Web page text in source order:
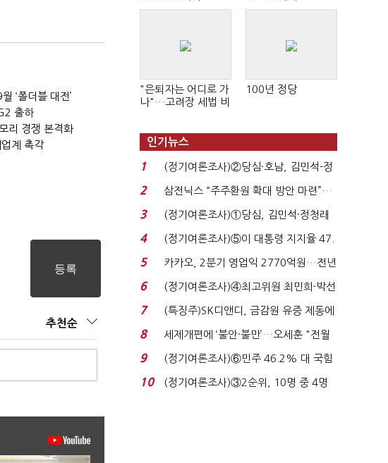
‘폴더블 대전’
출하
리 경쟁 본격화
계 촉각
추천순
"은퇴자는 어디로 가
나"…고려장 세법 비
100년 정당
인기뉴스
1
(정기여론조사)②당심·호남, 김민석-정
청래 '초접전'...
2
삼전닉스 “주주환원 확대 방안 마련”…
로이터에 성명...
3
(정기여론조사)①당심, 김민석·정청래
'초접전'…대통령 ...
4
(정기여론조사)⑤이 대통령 지지율 47.
7%…일주일 만에 ...
5
카카오, 2분기 영업익 2770억원…전년
비 36% 증가...
6
(정기여론조사)④최고위원 최민희·박선
원 '양강'…서미...
7
(특징주)SK디앤디, 금감원 유증 제동에
장 초반 상한가...
8
세제개편에 ‘불안·불만’…오세훈 "전월
세 구하기 더 ...
9
(정기여론조사)⑥민주 46.2% 대 국힘
31.0%…오차범위 밖 ...
10
(정기여론조사)③2순위, 10명 중 4명